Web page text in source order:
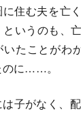
住む夫を亡
というのも、
いたことがわ
のに……。
子がなく、